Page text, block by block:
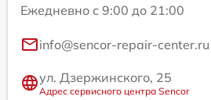
Ежедневно с 9:00 до 21:00
info@sencor-repair-center.ru
ул. Дзержинского, 25
Адрес сервисного центра Sencor